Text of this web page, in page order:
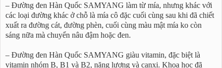
– Đường đen Hàn Quốc SAMYANG làm từ mía, nhưng khác với
các loại đường khác ở chỗ là mía cô đặc cuối cùng sau khi đã chiết
xuất ra đường cát, đường phèn, cuối cùng màu mật mía ko còn
sáng nữa mà chuyển nâu đậm hoặc đen.
– Đường đen Hàn Quốc SAMYANG giàu vitamin, đặc biệt là
vitamin nhóm B, B1 và B2, năng lượng và canxi. Khoa học đã